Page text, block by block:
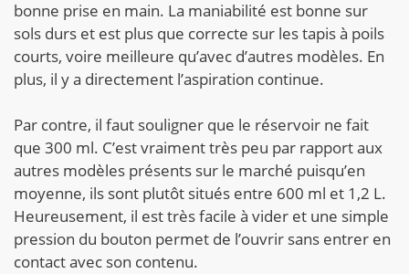
bonne prise en main. La maniabilité est bonne sur
sols durs et est plus que correcte sur les tapis à poils
courts, voire meilleure qu’avec d’autres modèles. En
plus, il y a directement l’aspiration continue.
Par contre, il faut souligner que le réservoir ne fait
que 300 ml. C’est vraiment très peu par rapport aux
autres modèles présents sur le marché puisqu’en
moyenne, ils sont plutôt situés entre 600 ml et 1,2 L.
Heureusement, il est très facile à vider et une simple
pression du bouton permet de l’ouvrir sans entrer en
contact avec son contenu.